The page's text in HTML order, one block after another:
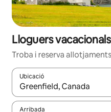
Lloguers
Troba i reserva
Ubicació
Quan els resultats estiguin
Arribada